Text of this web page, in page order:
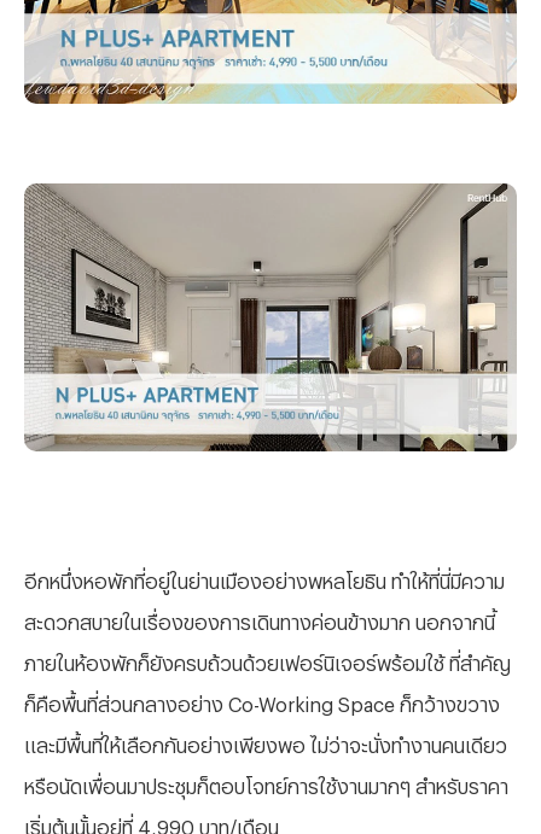
อีกหนึ่งหอพักที่อยู่ในย่านเมืองอย่างพหลโยธิน ทำให้ที่นี่มีความ
สะดวกสบายในเรื่องของการเดินทางค่อนข้างมาก นอกจากนี้
ภายในห้องพักก็ยังครบถ้วนด้วยเฟอร์นิเจอร์พร้อมใช้ ที่สำคัญ
ก็คือพื้นที่ส่วนกลางอย่าง Co-Working Space ก็กว้างขวาง
และมีพื้นที่ให้เลือกกันอย่างเพียงพอ ไม่ว่าจะนั่งทำงานคนเดียว
หรือนัดเพื่อนมาประชุมก็ตอบโจทย์การใช้งานมากๆ สำหรับราคา
เริ่มต้นนั้นอยู่ที่ 4,990 บาท/เดือน